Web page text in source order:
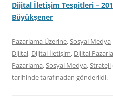
Dijital İletişim Tespitleri –
Büyükşener
Pazarlama Üzerine,Sosyal Medya
Dijital, Dijital İletişim, Dijital
Pazarlama,Sosyal Medya,Strateji
tarihindetarafınadan gönderildi.